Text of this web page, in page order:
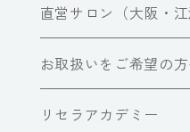
直営サロン（大阪・江
お取扱いをご希望の
リセラアカデミー